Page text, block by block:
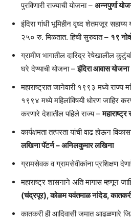
पुरविणारी राज्याची योजना – अन्नपुर्णा
इंदिरा गांधी भूमिहीन वृध्द शेतमजूर
२५० रु. मिळतात. हिची सुरुवात – १९
ग्रामीण भागातील दारिद्र रेषेखालील
घरे देण्याची योजना –इंदिरा आवास योजना
महाराष्ट्रात जानेवारी १९९३ मध्ये राज्य
१९९४ मध्ये महिलांविषयी धोरण जाहिर
करणारे देशातील पहिले राज्य –महाराष्ट्र
कार्यक्षमता तत्परता यांची वाढ होऊन
लखिना पॅटर्न – अनिलकुमार लखिना
ग्रामसेवक व ग्रामसेवीकांना प्रशिक्षण
महाराष्ट्र शासनाने अति मागास म्हणून
(चंद्रपूर), कोळम यवंतमाळ नांदेड,
कातकरी ही आदिवासी जमात आढळणारे